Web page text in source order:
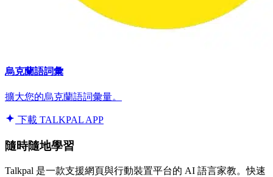
烏克蘭語詞彙
擴大您的烏克蘭語詞彙量。
下載 TALKPAL APP
隨時隨地學習
Talkpal 是一款支援網頁與行動裝置平台的 AI 語言家教。快速